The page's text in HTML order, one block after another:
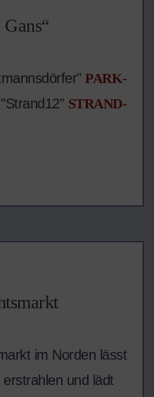
Gans“
PARK-
STRAND-
im Norden lässt
und lädt